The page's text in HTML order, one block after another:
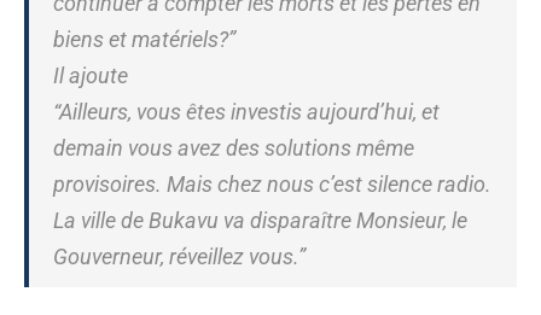
biens et matériels?”
Il ajoute
“Ailleurs, vous êtes investis aujourd’hui, et
demain vous avez des solutions même
provisoires. Mais chez nous c’est silence radio.
La ville de Bukavu va disparaître Monsieur, le
Gouverneur, réveillez vous.”